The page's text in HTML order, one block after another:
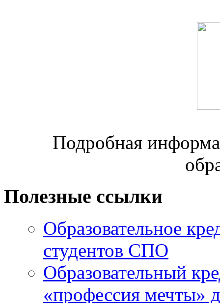
Подробная
Полезные ссылки
Образовательное
студентов СПО
Образовательный
«профессия мечты»